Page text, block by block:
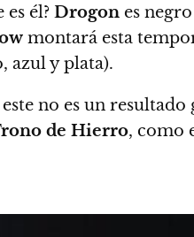
él? Drogon es
montará esta
azul y plata).
no es un
de Hierro, como